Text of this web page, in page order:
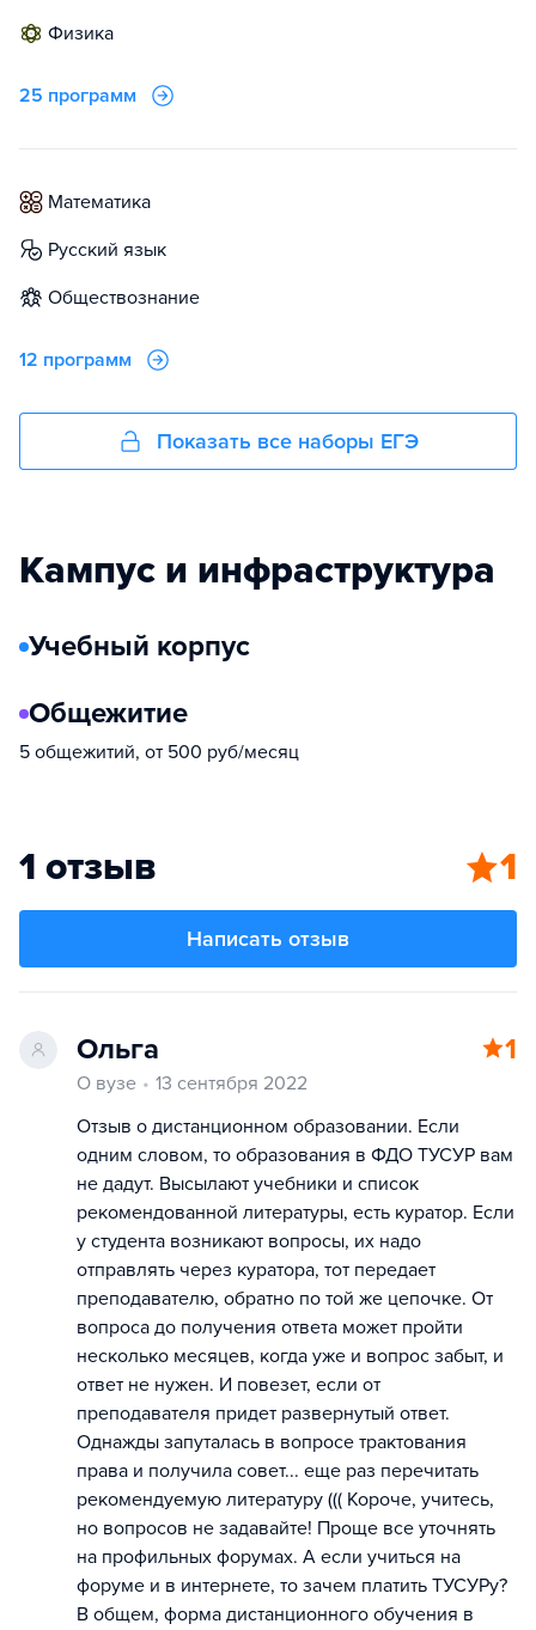
физика
25 программ
математика
русский язык
обществознание
12 программ
Показать все наборы ЕГЭ
Кампус и инфраструктура
Учебный корпус
Общежитие
5 общежитий, от 500 руб/месяц
1 отзыв 1
Написать отзыв
Ольга 1
О вузе
13 сентября 2022
Отзыв о дистанционном образовании. Если
одним словом, то образования в ФДО ТУСУР вам
не дадут. Высылают учебники и список
рекомендованной литературы, есть куратор. Если
у студента возникают вопросы, их надо
отправлять через куратора, тот передает
преподавателю, обратно по той же цепочке. От
вопроса до получения ответа может пройти
несколько месяцев, когда уже и вопрос забыт, и
ответ не нужен. И повезет, если от
преподавателя придет развернутый ответ.
Однажды запуталась в вопросе трактования
права и получила совет... еще раз перечитать
рекомендуемую литературу ((( Короче, учитесь,
но вопросов не задавайте! Проще все уточнять
на профильных форумах. А если учиться на
форуме и в интернете, то зачем платить ТУСУРу?
В общем, форма дистанционного обучения в